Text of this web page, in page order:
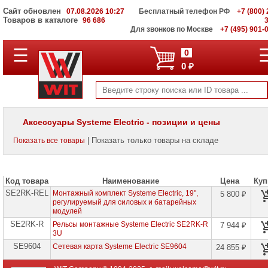
Сайт обновлен 07.08.2026 10:27
Товаров в каталоге 96 686
Бесплатный телефон РФ
+7 (800)
Для звонков по Москве
+7 (495) 901-
ПОЛНЫЙ
КАТАЛОГ
Корпоративные
серверы
WIT
Системы
данных
Мониторы
панели
Проекторы
и
лампы
для
☰ 0
0 ₽
Аксессуары Systeme Electric - позиции и цены
Показать все товары | Показать только товары на складе
Код товара Наименование Цена
SE2RK-REL
Монтажный комплект Systeme Electric, 19",
регулируемый для силовых и батарейных
модулей
5 800 ₽
SE2RK-R
Рельсы монтажные Systeme Electriс SE2RK-R
3U
7 944 ₽
SE9604 Сетевая карта Systeme Electriс SE9604 24 855 ₽